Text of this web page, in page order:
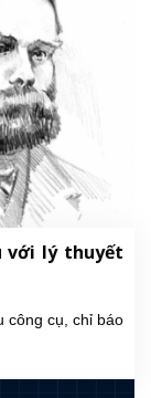
với lý thuyết
công cụ, chỉ báo